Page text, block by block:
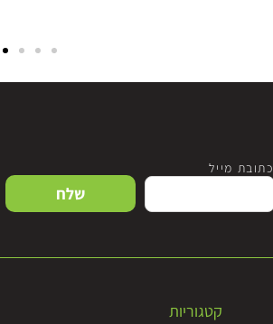
כתובת מייל
שלח
קטגוריות